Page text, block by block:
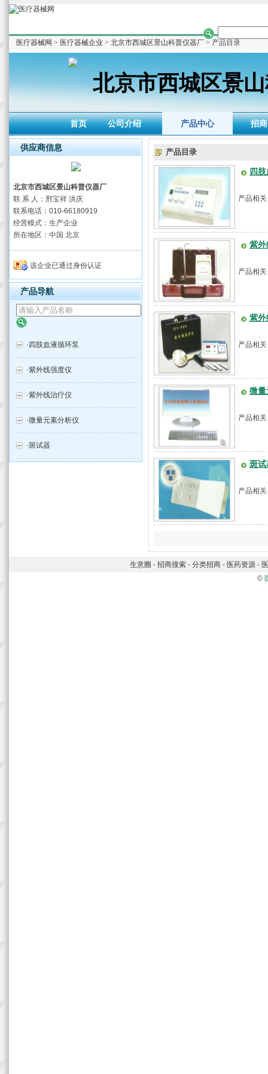
医疗器械网 > 医疗器械企业 > 北京市西城区景山科普仪器厂 > 产品目录
北京市西城区景
首页 公司介绍 产品中心 招
供应商信息
北京市西城区景山科普仪器厂
联 系 人：邢宝祥 洪庆
联系电话：010-66180919
经营模式：生产企业
所在地区：中国 北京
该企业已通过身份认证
产品导航
· 四肢血液循环泵
·紫外线强度仪
·紫外线治疗仪
·微量元素分析仪
·斑试器
产品目录
四
产品相
紫外
产品相
紫外
产品相
微量
产品相
斑试
产品相
生意圈 - 招商搜索 - 分类招商 - 医药资源 -
©